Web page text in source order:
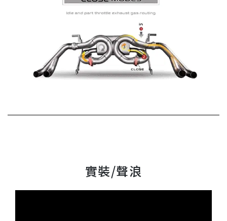
實裝/聲浪